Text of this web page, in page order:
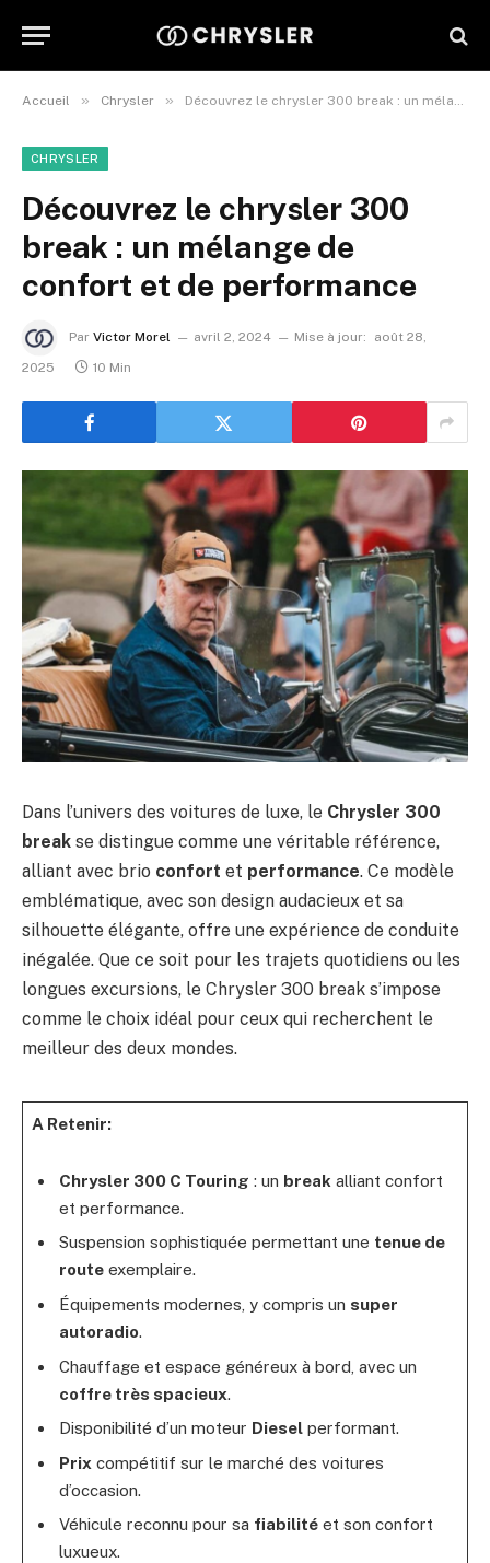
Accueil » Chrysler » Découvrez le chrysler 300 break : un mélange de confort et de performance
CHRYSLER
Découvrez le chrysler 300
break : un mélange de
confort et de performance
Par Victor Morel avril 2, 2024 Mise à jour:
août 28,
2025
10 Min
Dans l’univers des voitures de luxe, le Chrysler 300
break se distingue comme une véritable référence,
alliant avec brio confort et performance. Ce modèle
emblématique, avec son design audacieux et sa
silhouette élégante, offre une expérience de conduite
inégalée. Que ce soit pour les trajets quotidiens ou les
longues excursions, le Chrysler 300 break s’impose
comme le choix idéal pour ceux qui recherchent le
meilleur des deux mondes.
A Retenir:
Chrysler 300 C Touring : un break alliant confort
et performance.
Suspension sophistiquée permettant une tenue de
routeexemplaire.
Équipements modernes, y compris un super
autoradio.
Chauffage et espace généreux à bord, avec un
coffre très spacieux.
Disponibilité d’un moteur Dieselperformant.
Prix compétitif sur le marché des voitures
d’occasion.
Véhicule reconnu pour sa fiabilitéet son confort
luxueux.